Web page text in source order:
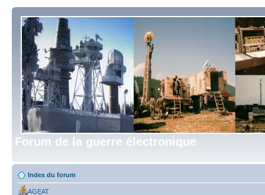
Forum de la guerre électronique
Index du forum
AGEAT